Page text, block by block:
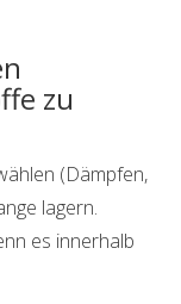
zu
(Dämpfen,
lagern.
es innerhalb